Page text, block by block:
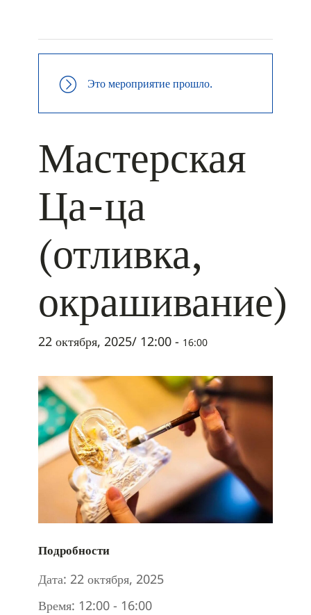
Это мероприятие прошло.
Мастерская
Ца-ца
(отливка,
окрашивание)
22 октября, 2025/ 12:00 - 16:00
Подробности
Дата: 22 октября, 2025
Время: 12:00 - 16:00